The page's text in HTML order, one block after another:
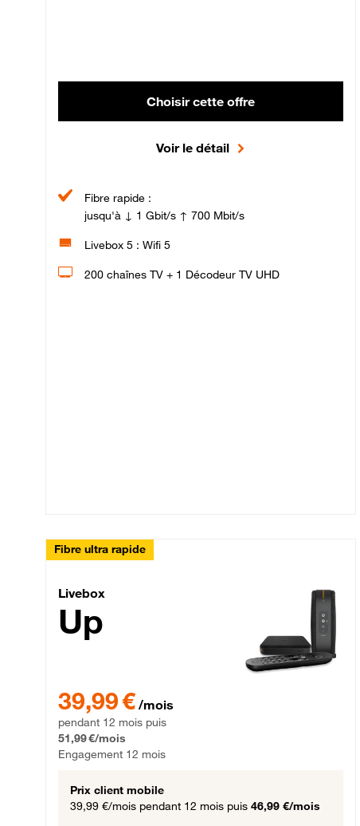
Choisir cette offre
Voir le détail
Fibre rapide :
jusqu'à ↓ 1 Gbit/s ↑ 700 Mbit/s
Livebox 5 : Wifi 5
200 chaînes TV + 1 Décodeur TV UHD
Fibre ultra rapide
Livebox Up Fibre
Livebox
Up
39,99 € /mois
pendant 12 mois puis
51,99 €/mois
Engagement 12 mois
Prix client mobile
39,99 €/mois pendant 12 mois puis 46,99 €/mois